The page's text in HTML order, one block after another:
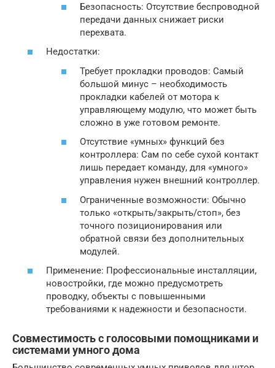
Безопасность: Отсутствие беспроводной
передачи данных снижает риски
перехвата.
Недостатки:
Требует прокладки проводов: Самый
большой минус – необходимость
прокладки кабелей от мотора к
управляющему модулю, что может быть
сложно в уже готовом ремонте.
Отсутствие «умных» функций без
контроллера: Сам по себе сухой контакт
лишь передает команду, для «умного»
управления нужен внешний контроллер.
Ограниченные возможности: Обычно
только «открыть/закрыть/стоп», без
точного позиционирования или
обратной связи без дополнительных
модулей.
Применение: Профессиональные инсталляции,
новостройки, где можно предусмотреть
проводку, объекты с повышенными
требованиями к надежности и безопасности.
Совместимость с голосовыми помощниками и
системами умного дома